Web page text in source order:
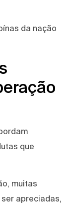
da nação
que
muitas
apreciadas,